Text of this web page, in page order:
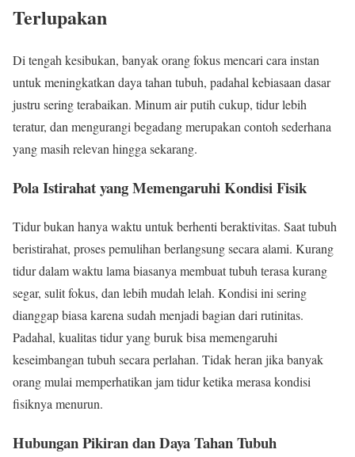
Terlupakan
Di tengah kesibukan, banyak orang fokus mencari cara instan
untuk meningkatkan daya tahan tubuh, padahal kebiasaan dasar
justru sering terabaikan. Minum air putih cukup, tidur lebih
teratur, dan mengurangi begadang merupakan contoh sederhana
yang masih relevan hingga sekarang.
Pola Istirahat yang Memengaruhi Kondisi Fisik
Tidur bukan hanya waktu untuk berhenti beraktivitas. Saat tubuh
beristirahat, proses pemulihan berlangsung secara alami. Kurang
tidur dalam waktu lama biasanya membuat tubuh terasa kurang
segar, sulit fokus, dan lebih mudah lelah. Kondisi ini sering
dianggap biasa karena sudah menjadi bagian dari rutinitas.
Padahal, kualitas tidur yang buruk bisa memengaruhi
keseimbangan tubuh secara perlahan. Tidak heran jika banyak
orang mulai memperhatikan jam tidur ketika merasa kondisi
fisiknya menurun.
Hubungan Pikiran dan Daya Tahan Tubuh